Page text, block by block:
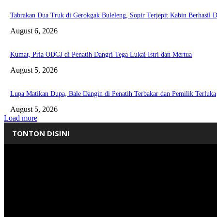
Tabrakan Dua Truk di Gerokgak Buleleng, Sopir Terjepit Kabin Berhasil
August 6, 2026
Kumat, Pria ODGJ di Penatih Dangri Tega Lukai Istri dan Mertua
August 5, 2026
Lupa Matikan Dupa, Bale Dangin di Penatih Terbakar dan Pemilik Terluka
August 5, 2026
Load more
TONTON DISINI